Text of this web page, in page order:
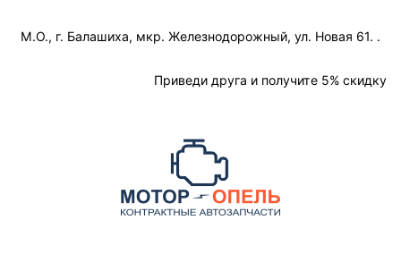
М.О., г. Балашиха, мкр. Железнодорожный, ул. Новая 61. .
Приведи друга и получите 5% скидку